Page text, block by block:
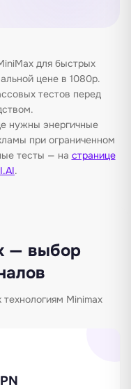
для быстрых
цене в 1080p.
тестов перед
нужны энергичные
при ограниченном
тесты — на странице
.
— выбор
Minimax